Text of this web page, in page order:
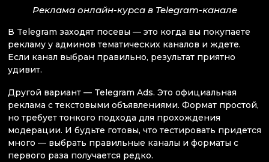
Реклама онлайн-курса в Telegram-канале
В Telegram заходят посевы — это когда вы покупаете
рекламу у админов тематических каналов и ждете.
Если канал выбран правильно, результат приятно
удивит.
Другой вариант — Telegram Ads. Это официальная
реклама с текстовыми объявлениями. Формат простой,
но требует тонкого подхода для прохождения
модерации. И будьте готовы, что тестировать придется
много — выбрать правильные каналы и форматы с
первого раза получается редко.